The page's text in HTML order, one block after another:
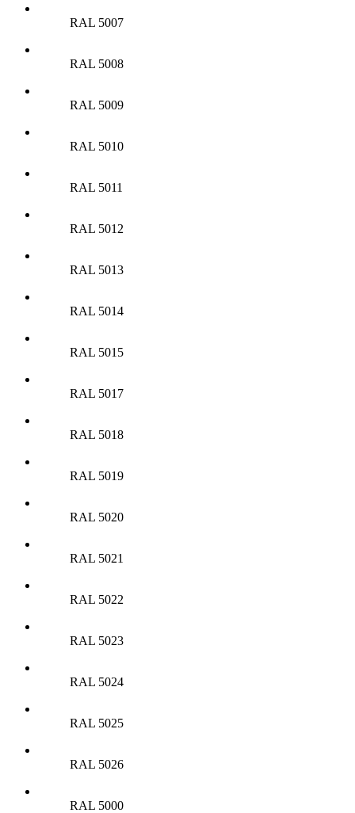
RAL 5007
RAL 5008
RAL 5009
RAL 5010
RAL 5011
RAL 5012
RAL 5013
RAL 5014
RAL 5015
RAL 5017
RAL 5018
RAL 5019
RAL 5020
RAL 5021
RAL 5022
RAL 5023
RAL 5024
RAL 5025
RAL 5026
RAL 5000